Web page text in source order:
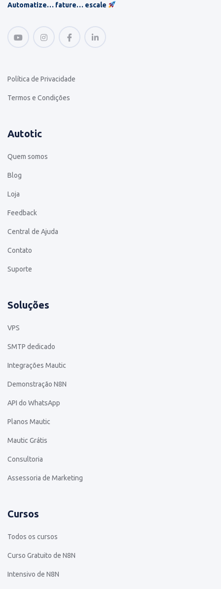
Automatize… fature… escale
Política de Privacidade
Termos e Condições
Autotic
Quem somos
Blog
Loja
Feedback
Central de Ajuda
Contato
Suporte
Soluções
VPS
SMTP dedicado
Integrações Mautic
Demonstração N8N
API do WhatsApp
Planos Mautic
Mautic Grátis
Consultoria
Assessoria de Marketing
Cursos
Todos os cursos
Curso Gratuito de N8N
Intensivo de N8N